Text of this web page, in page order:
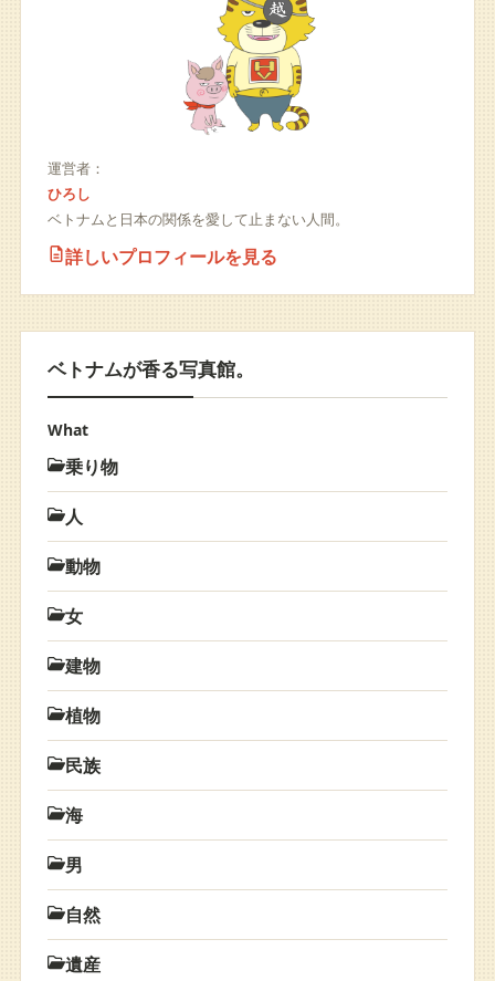
運営者：
ひろし
ベトナムと日本の関係を愛して止まない人間。
詳しいプロフィールを見る
ベトナムが香る写真館。
What
乗り物
人
動物
女
建物
植物
民族
海
男
自然
遺産